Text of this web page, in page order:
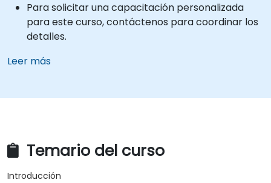
Para solicitar una capacitación personalizada
para este curso, contáctenos para coordinar los
detalles.
Leer más
Temario del curso
Introducción